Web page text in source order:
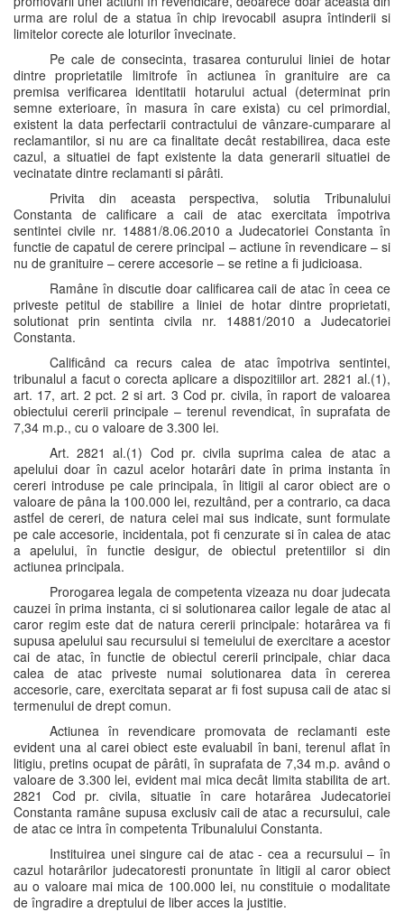
urma are rolul de a statua în chip irevocabil asupra întinderii si
limitelor corecte ale loturilor învecinate.
Pe cale de consecinta, trasarea conturului liniei de hotar
dintre proprietatile limitrofe în actiunea în granituire are ca
premisa verificarea identitatii hotarului actual (determinat prin
semne exterioare, în masura în care exista) cu cel primordial,
existent la data perfectarii contractului de vânzare-cumparare al
reclamantilor, si nu are ca finalitate decât restabilirea, daca este
cazul, a situatiei de fapt existente la data generarii situatiei de
vecinatate dintre reclamanti si pârâti.
Privita din aceasta perspectiva, solutia Tribunalului
Constanta de calificare a caii de atac exercitata împotriva
sentintei civile nr. 14881/8.06.2010 a Judecatoriei Constanta în
functie de capatul de cerere principal – actiune în revendicare – si
nu de granituire – cerere accesorie – se retine a fi judicioasa.
Ramâne în discutie doar calificarea caii de atac în ceea ce
priveste petitul de stabilire a liniei de hotar dintre proprietati,
solutionat prin sentinta civila nr. 14881/2010 a Judecatoriei
Constanta.
Calificând ca recurs calea de atac împotriva sentintei,
tribunalul a facut o corecta aplicare a dispozitiilor art. 2821 al.(1),
art. 17, art. 2 pct. 2 si art. 3 Cod pr. civila, în raport de valoarea
obiectului cererii principale – terenul revendicat, în suprafata de
7,34 m.p., cu o valoare de 3.300 lei.
Art. 2821 al.(1) Cod pr. civila suprima calea de atac a
apelului doar în cazul acelor hotarâri date în prima instanta în
cereri introduse pe cale principala, în litigii al caror obiect are o
valoare de pâna la 100.000 lei, rezultând, per a contrario, ca daca
astfel de cereri, de natura celei mai sus indicate, sunt formulate
pe cale accesorie, incidentala, pot fi cenzurate si în calea de atac
a apelului, în functie desigur, de obiectul pretentiilor si din
actiunea principala.
Prorogarea legala de competenta vizeaza nu doar judecata
cauzei în prima instanta, ci si solutionarea cailor legale de atac al
caror regim este dat de natura cererii principale: hotarârea va fi
supusa apelului sau recursului si temeiului de exercitare a acestor
cai de atac, în functie de obiectul cererii principale, chiar daca
calea de atac priveste numai solutionarea data în cererea
accesorie, care, exercitata separat ar fi fost supusa caii de atac si
termenului de drept comun.
Actiunea în revendicare promovata de reclamanti este
evident una al carei obiect este evaluabil în bani, terenul aflat în
litigiu, pretins ocupat de pârâti, în suprafata de 7,34 m.p. având o
valoare de 3.300 lei, evident mai mica decât limita stabilita de art.
2821 Cod pr. civila, situatie în care hotarârea Judecatoriei
Constanta ramâne supusa exclusiv caii de atac a recursului, cale
de atac ce intra în competenta Tribunalului Constanta.
Instituirea unei singure cai de atac - cea a recursului – în
cazul hotarârilor judecatoresti pronuntate în litigii al caror obiect
au o valoare mai mica de 100.000 lei, nu constituie o modalitate
de îngradire a dreptului de liber acces la justitie.